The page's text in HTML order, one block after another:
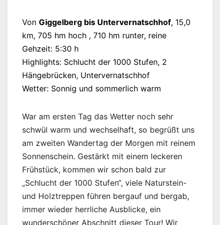
Von Giggelberg bis Untervernatschhof, 15,0
km, 705 hm hoch ­, 710 hm runter, reine
Gehzeit: 5:30 h
Highlights: Schlucht der 1000 Stufen, 2
Hängebrücken, Untervernatschhof
Wetter: Sonnig und sommerlich warm
War am ersten Tag das Wetter noch sehr
schwül warm und wechselhaft, so begrüßt uns
am zweiten Wandertag der Morgen mit reinem
Sonnenschein. Gestärkt mit einem leckeren
Frühstück, kommen wir schon bald zur
„Schlucht der 1000 Stufen“, viele Naturstein-
und Holztreppen führen bergauf und bergab,
immer wieder herrliche Ausblicke, ein
wunderschöner Abschnitt dieser Tour! Wir